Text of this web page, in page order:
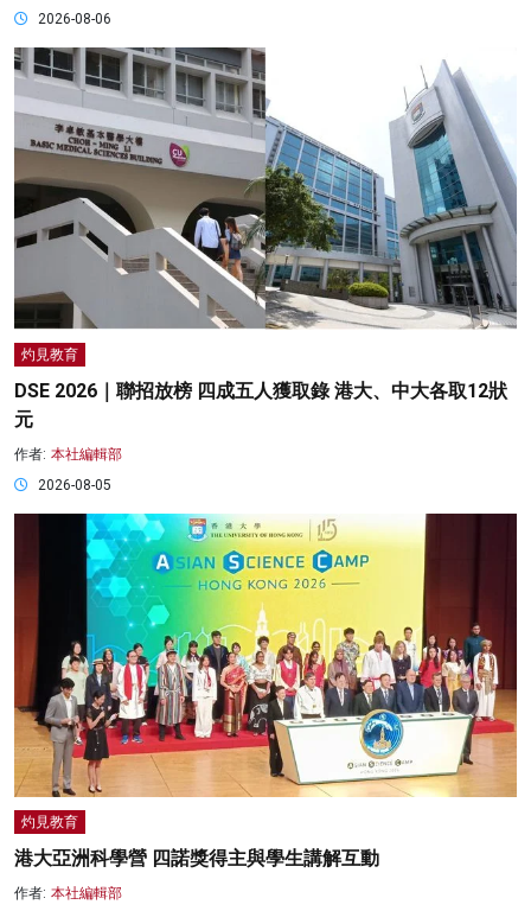
2026-08-06
灼見教育
DSE 2026｜聯招放榜 四成五人獲取錄 港大、中大各取12狀
元
作者: 本社編輯部
2026-08-05
灼見教育
港大亞洲科學營 四諾獎得主與學生講解互動
作者: 本社編輯部